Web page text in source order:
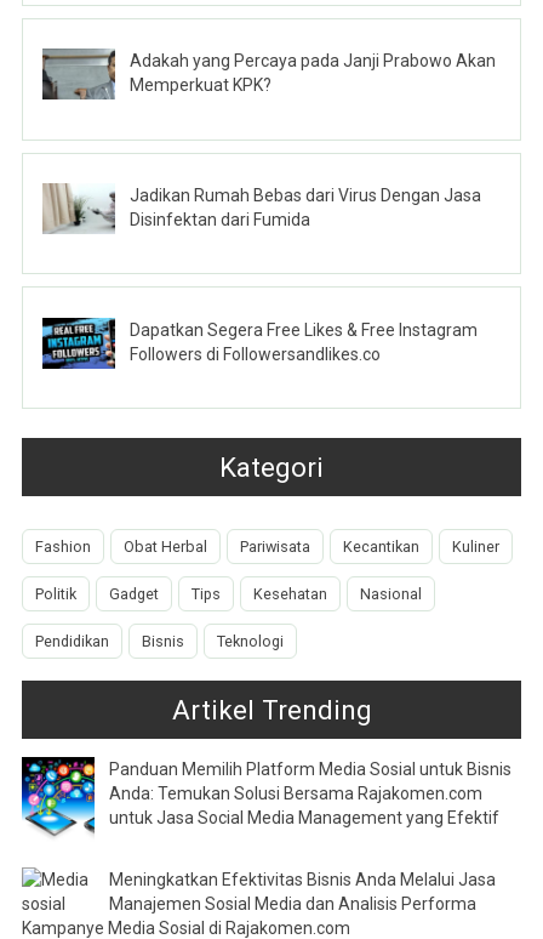
Adakah yang Percaya pada Janji Prabowo Akan
Memperkuat KPK?
Jadikan Rumah Bebas dari Virus Dengan Jasa
Disinfektan dari Fumida
Dapatkan Segera Free Likes & Free Instagram
Followers di Followersandlikes.co
Kategori
Fashion Obat Herbal Pariwisata Kecantikan Kuliner
Politik Gadget Tips Kesehatan Nasional
Pendidikan Bisnis Teknologi
Artikel Trending
Panduan Memilih Platform Media Sosial untuk Bisnis
Anda: Temukan Solusi Bersama Rajakomen.com
untuk Jasa Social Media Management yang Efektif
Meningkatkan Efektivitas Bisnis Anda Melalui Jasa
Manajemen Sosial Media dan Analisis Performa
Kampanye Media Sosial di Rajakomen.com